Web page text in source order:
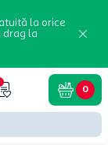
la orice
drag la
0